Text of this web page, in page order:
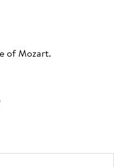
of Mozart.